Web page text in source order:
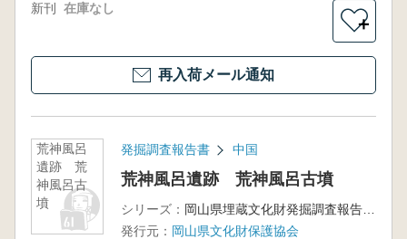
新刊 在庫なし
＋
再入荷メール通知
荒神風呂
遺跡 荒
神風呂古
墳
発掘調査報告書 中国
荒神風呂遺跡 荒神風呂古墳
シリーズ：
岡山県埋蔵文化財発掘調査報告76
発行元： 岡山県文化財保護協会